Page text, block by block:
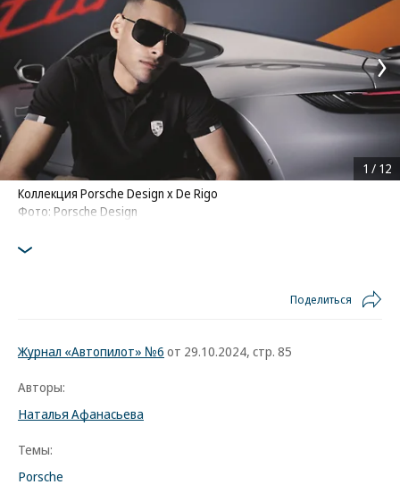
Коллекция Porsche Design х De Rigo
Фото: Porsche Design
1 / 12
Поделиться
Журнал «Автопилот» №6 от 29.10.2024, стр. 85
Авторы:
Наталья Афанасьева
Темы:
Porsche